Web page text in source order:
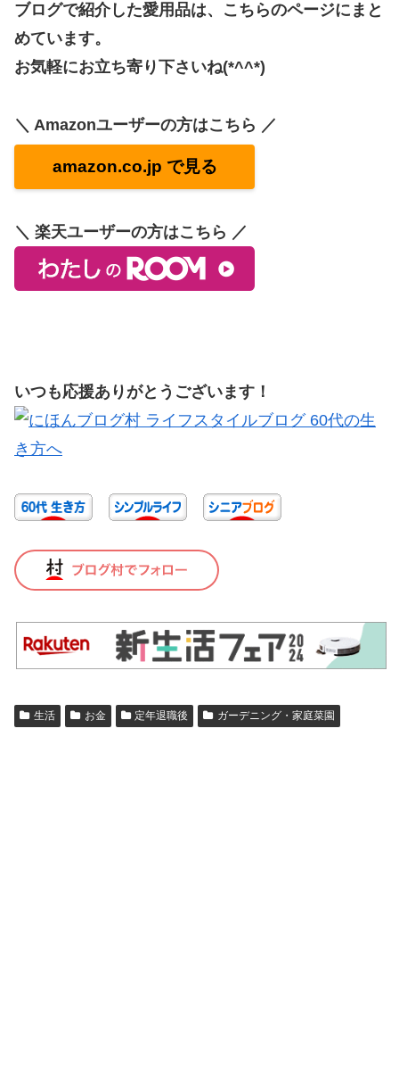
ブログで紹介した愛用品は、こちらのページにまと
めています。
お気軽にお立ち寄り下さいね(*^^*)
＼ Amazonユーザーの方はこちら ／
amazon.co.jp で見る
＼ 楽天ユーザーの方はこちら ／
いつも応援ありがとうございます！
生活 お金 定年退職後 ガーデニング・家庭菜園